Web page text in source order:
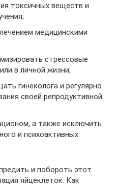
токсичных веществ и
медицинскими
стрессовые
в личной жизни;
гинеколога и регулярно
своей репродуктивной
а также исключить
и психоактивных
и побороть этот
яйцеклеток. Как